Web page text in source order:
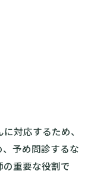
対応するため、
予め問診するな
重要な役割で